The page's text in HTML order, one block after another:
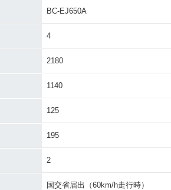
ンドル仕様・カラーチェ
BC-EJ650A
4
2180
1140
125
195
2
国交省届出（60km/h走行時）